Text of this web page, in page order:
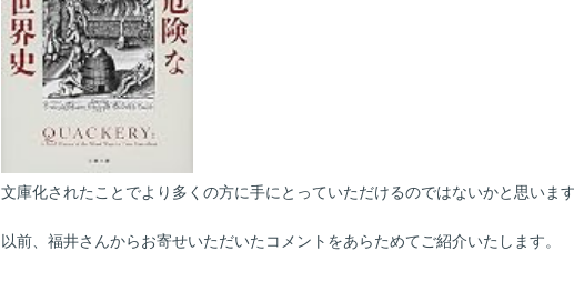
文庫化されたことでより多くの方に手にとっていただけるのではないかと思います
以前、福井さんからお寄せいただいたコメントをあらためてご紹介いたします。